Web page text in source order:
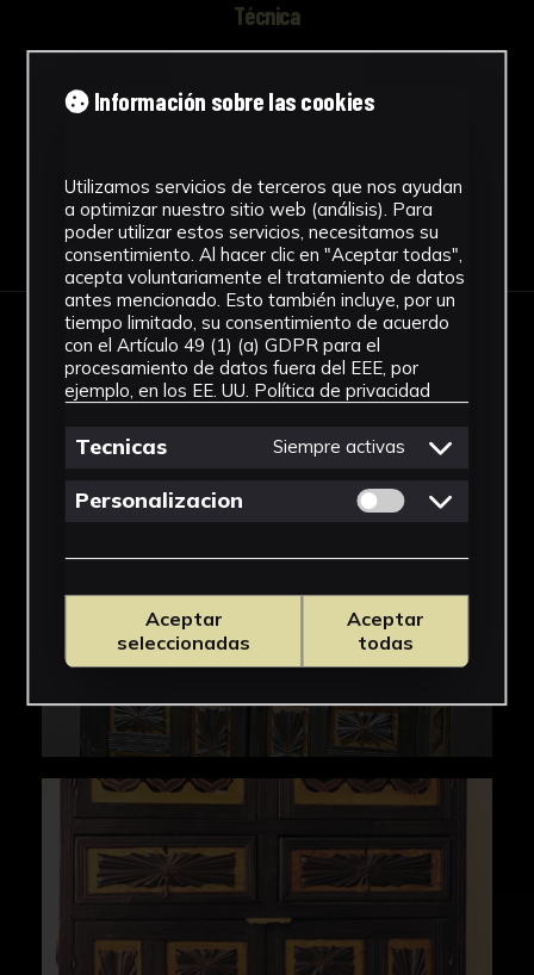
Técnica
Ver más
Descargar Ficha
IMÁGENES
Información sobre las cookies
Utilizamos servicios de terceros que nos ayudan
a optimizar nuestro sitio web (análisis). Para
poder utilizar estos servicios, necesitamos su
consentimiento. Al hacer clic en "Aceptar todas",
acepta voluntariamente el tratamiento de datos
antes mencionado. Esto también incluye, por un
tiempo limitado, su consentimiento de acuerdo
con el Artículo 49 (1) (a) GDPR para el
procesamiento de datos fuera del EEE, por
ejemplo, en los EE. UU. Política de privacidad
Tecnicas Siempre activas
Personalizacion Permitir cookies
Aceptar
seleccionadas
Aceptar
todas